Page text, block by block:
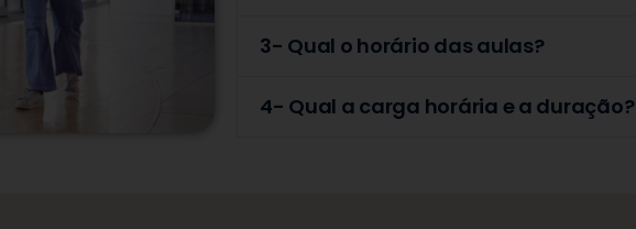
3- Qual o horário das aulas?
4- Qual a carga horária e a duração?